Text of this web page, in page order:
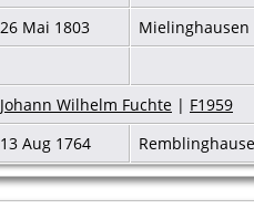
26 Mai 1803
Mielinghausen
Johann Wilhelm Fuchte | F1959
13 Aug 1764